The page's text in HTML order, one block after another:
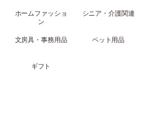
ホームファッショ
ン
シニア・介護関連
文房具・事務用品 ペット用品
ギフト